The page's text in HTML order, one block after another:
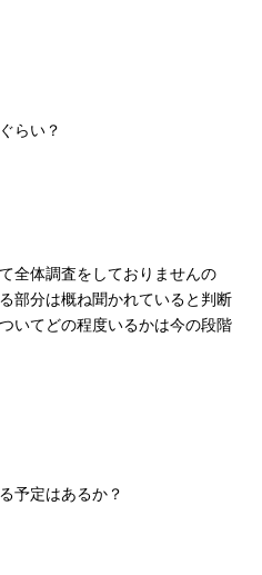
らい？
全体調査をしておりませんの
部分は概ね聞かれていると判断
いてどの程度いるかは今の段階
予定はあるか？